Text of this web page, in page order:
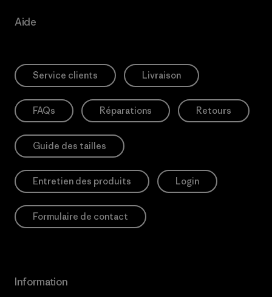
Aide
Service clients Livraison
FAQs Réparations Retours
Guide des tailles
Entretien des produits Login
Formulaire de contact
Information